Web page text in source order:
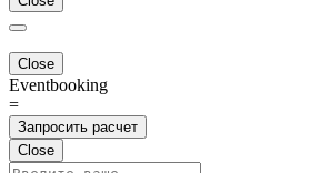
Close
Eventbooking
=
Запросить расчет
Close